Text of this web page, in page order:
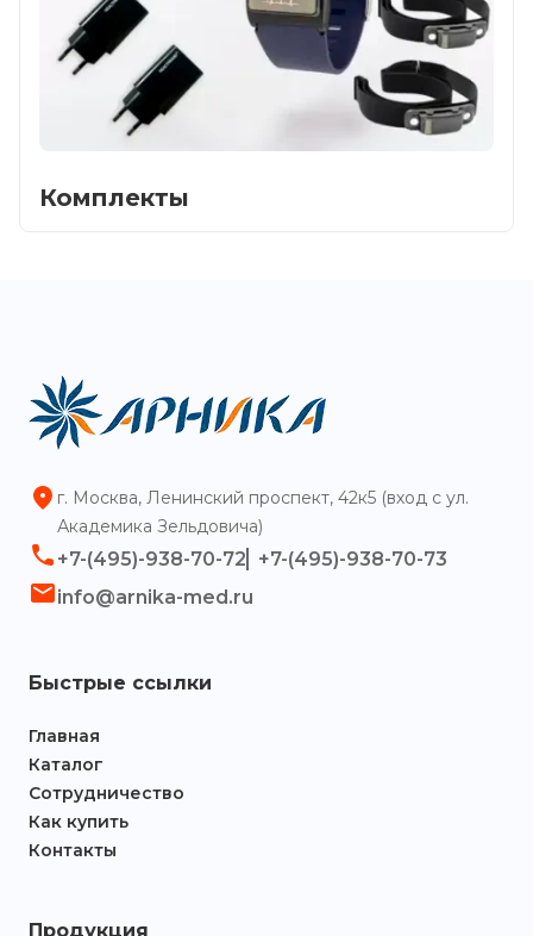
Комплекты
г. Москва, Ленинский проспект, 42к5 (вход с ул.
Академика Зельдовича)
+7-(495)-938-70-72
+7-(495)-938-70-73
info@arnika-med.ru
Быстрые ссылки
Главная
Каталог
Сотрудничество
Как купить
Контакты
Продукция